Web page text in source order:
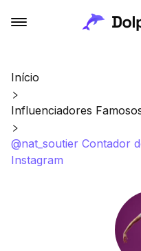
Início
Influenciadores
@nat_soutier Contador
Instagram